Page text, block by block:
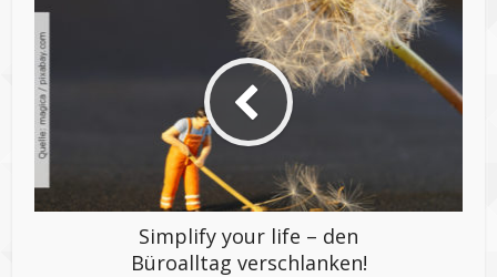
Simplify your life – den
Büroalltag verschlanken!